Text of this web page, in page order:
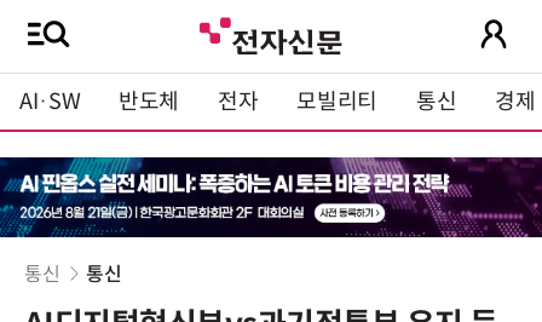
AI·SW 반도체 전자 모빌리티 통신 경제
통신 통신